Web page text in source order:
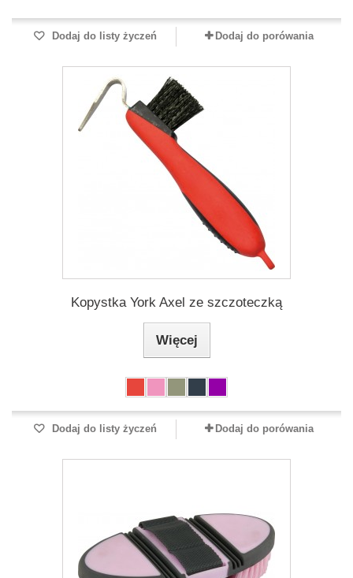
Dodaj do listy życzeń Dodaj do porówania
Kopystka York Axel ze szczoteczką
Więcej
Dodaj do listy życzeń Dodaj do porówania